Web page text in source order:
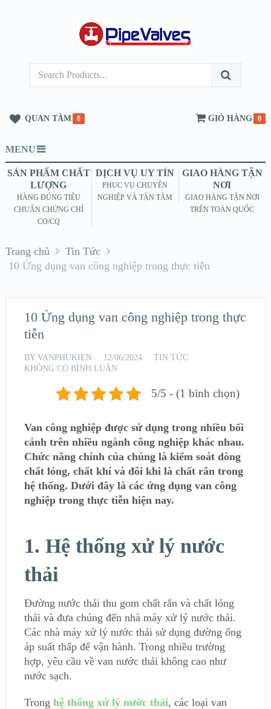
QUAN TÂM 0 GIỎ HÀNG 0
MENU
SẢN PHẨM CHẤT
LƯỢNG
HÀNG ĐÚNG TIÊU
CHUẨN CHỨNG CHỈ
CO/CQ
DỊCH VỤ UY TÍN
PHỤC VỤ CHUYÊN
NGHIỆP VÀ TẬN TÂM
GIAO HÀNG TẬN
NƠI
GIAO HÀNG TẬN NƠI
TRÊN TOÀN QUỐC
Trang chủ
Tin Tức
10 Ứng dụng van công nghiệp trong thực tiễn
10 Ứng dụng van công nghiệp trong thực
tiễn
BY VANPHUKIEN 12/06/2024
TIN TỨC
KHÔNG CÓ BÌNH LUẬN
5/5 - (1 bình chọn)
Van công nghiệp được sử dụng trong nhiều bối
cảnh trên nhiều ngành công nghiệp khác nhau.
Chức năng chính của chúng là kiểm soát dòng
chất lỏng, chất khí và đôi khi là chất rắn trong
hệ thống. Dưới đây là các ứng dụng van công
nghiệp trong thực tiễn hiện nay.
1. Hệ thống xử lý nước
thải
Đường nước thải thu gom chất rắn và chất lỏng
thải và đưa chúng đến nhà máy xử lý nước thải.
Các nhà máy xử lý nước thải sử dụng đường ống
áp suất thấp để vận hành. Trong nhiều trường
hợp, yêu cầu về van nước thải không cao như
nước sạch.
Trong hệ thống xử lý nước thải, các loại van